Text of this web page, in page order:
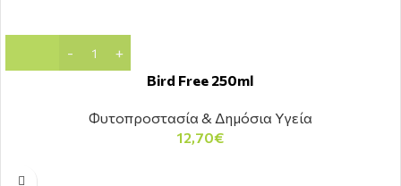
Bird Free 250ml
Φυτοπροστασία & Δημόσια Υγεία
12,70€